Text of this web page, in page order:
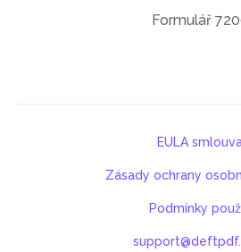
Formulář
EULA
Zásady ochrany
Podmínky